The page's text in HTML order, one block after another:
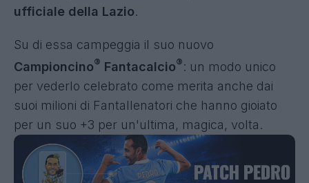
ufficiale della Lazio.
Su di essa campeggia il suo nuovo
Campioncino® Fantacalcio®: un modo unico
per vederlo celebrato come merita anche dai
suoi milioni di Fantallenatori che hanno gioiato
per un suo +3 per un'ultima, magica, volta.